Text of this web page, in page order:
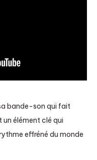
bande-son qui fait
un élément clé qui
effréné du monde